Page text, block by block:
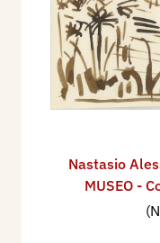
Nastasio
MUSEO -